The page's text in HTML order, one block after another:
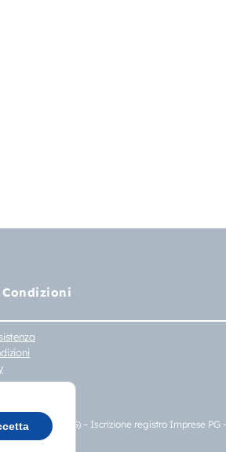
06059 Todi (PG) – Iscrizione registro Imprese